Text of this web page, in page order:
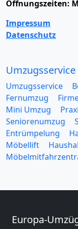
Öffnungszeiten:
Impressum
Datenschutz
Umzugsservice
Umzugsservice
Fernumzug
Mini Umzug
Seniorenumzug
Entrümpelung
Möbellift
Europa-